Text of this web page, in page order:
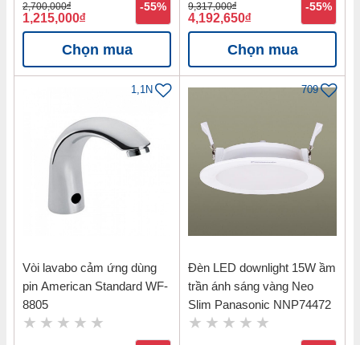
2,700,000đ
1,215,000đ
-55%
Chọn mua
9,317,000đ
4,192,650đ
-55%
Chọn mua
1,1N
Vòi lavabo cảm ứng dùng
pin American Standard WF-
8805
709
Đèn LED downlight 15W ầm
trần ánh sáng vàng Neo
Slim Panasonic NNP74472